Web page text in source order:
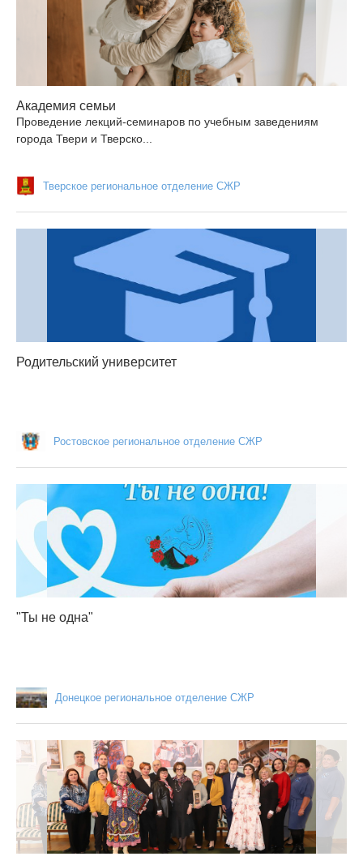
Академия семьи
Проведение лекций-семинаров по учебным заведениям
города Твери и Тверско...
Тверское региональное отделение СЖР
Родительский университет
Ростовское региональное отделение СЖР
"Ты не одна"
Донецкое региональное отделение СЖР